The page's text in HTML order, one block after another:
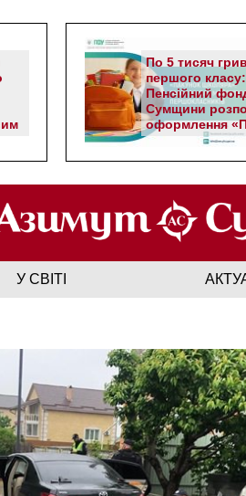
По 5 тисяч
першого класу:
Пенсійний
Сумщини
оформлення
школяра»
У СВІТІ